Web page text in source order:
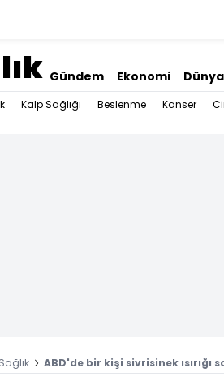
Gündem Ekonomi Dünya
Kalp Sağlığı Beslenme Kanser
Sağlık ABD'de bir kişi sivrisinek ısırığı